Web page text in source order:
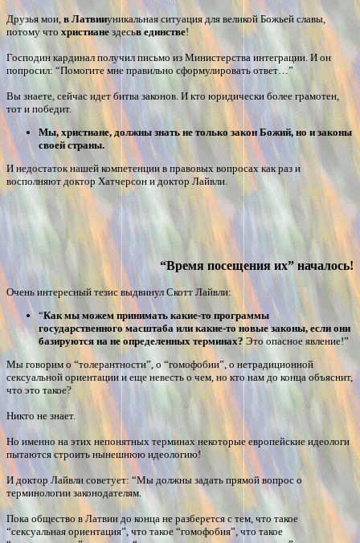
Друзья мои, в Латвииуникальная ситуация для великой Божьей славы,
потому что христиане здесьв единстве!
Господин кардинал получил письмо из Министерства интеграции. И он
попросил: “Помогите мне правильно сформулировать ответ…”
Вы знаете, сейчас идет битва законов. И кто юридически более грамотен,
тот и победит.
Мы, христиане, должны знать не только закон Божий, но и законы
своей страны.
И недостаток нашей компетенции в правовых вопросах как раз и
восполняют доктор Хатчерсон и доктор Лайвли.
“Время посещения их” началось!
Очень интересный тезис выдвинул Скотт Лайвли:
“Как мы можем принимать какие-то программы
государственного масштаба или какие-то новые законы, если они
базируются на не определенных терминах? Это опасное явление!”
Мы говорим о “толерантности”, о “гомофобии”, о нетрадиционной
сексуальной ориентации и еще невесть о чем, но кто нам до конца объяснит,
что это такое?
Никто не знает.
Но именно на этих непонятных терминах некоторые европейские идеологи
пытаются строить нынешнюю идеологию!
И доктор Лайвли советует: “Мы должны задать прямой вопрос о
терминологии законодателям.
Пока общество в Латвии до конца не разберется с тем, что такое
“сексуальная ориентация”, что такое “гомофобия”, что такое